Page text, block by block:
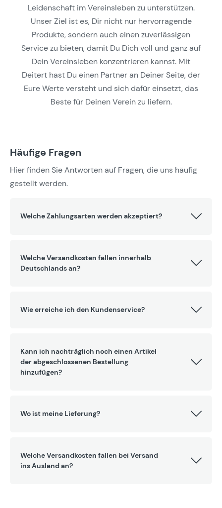
Leidenschaft im Vereinsleben zu unterstützen.
Unser Ziel ist es, Dir nicht nur hervorragende
Produkte, sondern auch einen zuverlässigen
Service zu bieten, damit Du Dich voll und ganz auf
Dein Vereinsleben konzentrieren kannst. Mit
Deitert hast Du einen Partner an Deiner Seite, der
Eure Werte versteht und sich dafür einsetzt, das
Beste für Deinen Verein zu liefern.
Häufige Fragen
Hier finden Sie Antworten auf Fragen, die uns häufig
gestellt werden.
Welche Zahlungsarten werden akzeptiert?
Welche Versandkosten fallen innerhalb
Deutschlands an?
Wie erreiche ich den Kundenservice?
Kann ich nachträglich noch einen Artikel
der abgeschlossenen Bestellung
hinzufügen?
Wo ist meine Lieferung?
Welche Versandkosten fallen bei Versand
ins Ausland an?